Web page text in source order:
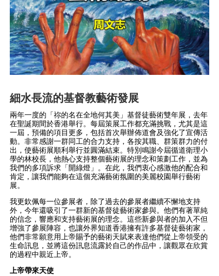
細水長流的基督教藝術發展
兩年一度的「祢的名在全地何其美」基督徒藝術雙年展，去年
在聖誕期間於香港舉行。每屆策展工作都充滿挑戰，尤其是這
一屆，預備的項目更多，包括首次舉辦佈道會及強化了宣傳活
動。非常感謝一群同工的合力支持，各按其職、群策群力的付
出，使藝術展順利舉行並圓滿結束。特別鳴謝今屆循道衛理小
學的林校長，他熱心支持整個藝術展的理念和策劃工作，並為
我們的多項訴求「開綠燈」。在此，我們衷心感激他的配合和
肯定，讓我們能夠在這個充滿藝術氛圍的美麗校園舉行藝術
展。
我更欽佩每一位參展者，除了過去的參展者繼續不懈地支持
外，今年還吸引了一群新的基督徒藝術家參與。他們有著單純
的信念，響應和支持藝術展的理念。這些新參與者的加入不但
增強了參展陣容，也讓外界知道香港擁有許多基督徒藝術家，
他們非常願意用上帝賜予的藝術天賦來表達他們從上帝領受的
生命訊息，並將這份訊息流露於自己的作品中，讓觀眾在欣賞
的過程中親近上帝。
上帝帶來天使